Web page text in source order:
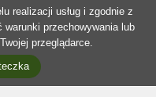
realizacji usług i zgodnie z
warunki przechowywania lub
przeglądarce.